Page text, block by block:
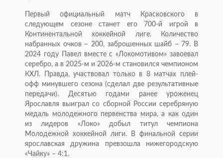
Первый официальный матч Красковского в
следующем сезоне станет его 700-й игрой в
Континентальной хоккейной лиге. Количество
набранных очков – 200, заброшенных шайб – 79. В
2024 году Павел вместе с «Локомотивом» завоевал
серебро, а в 2025-м и 2026-м становился чемпионом
КХЛ. Правда, участвовал только в 8 матчах плей-
офф минувшего сезона (сделал две результативные
передачи). Десятью годами ранее уроженец
Ярославля выиграл со сборной России серебряную
медаль молодежного первенства мира, а как один
из лидеров «Локо» добыл титул чемпиона
Молодежной хоккейной лиги. В финальной серии
ярославская дружина превзошла нижегородскую
«Чайку» – 4:1.